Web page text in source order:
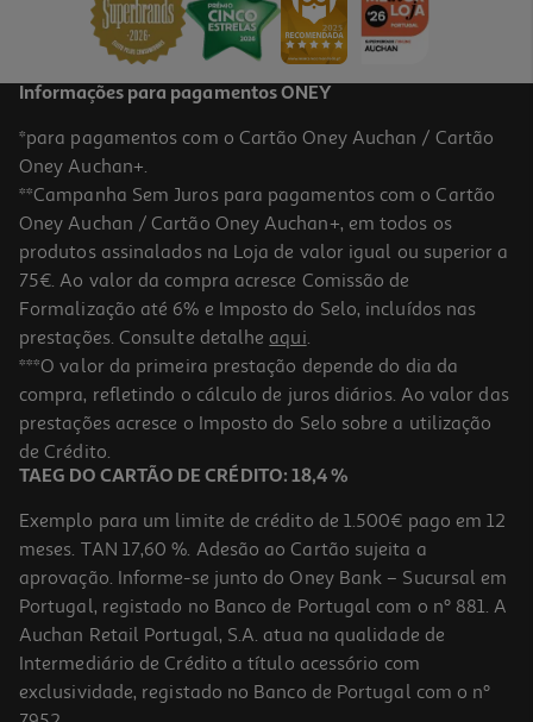
Comida Húmida Martin Sellier Gato Filetes Frango 70g
25 €/Kg
1,75 €
Informações para pagamentos ONEY
*para pagamentos com o Cartão Oney Auchan / Cartão
Oney Auchan+.
**Campanha Sem Juros para pagamentos com o Cartão
Oney Auchan / Cartão Oney Auchan+, em todos os
produtos assinalados na Loja de valor igual ou superior a
75€. Ao valor da compra acresce Comissão de
Formalização até 6% e Imposto do Selo, incluídos nas
prestações. Consulte detalhe aqui.
***O valor da primeira prestação depende do dia da
compra, refletindo o cálculo de juros diários. Ao valor das
prestações acresce o Imposto do Selo sobre a utilização
de Crédito.
TAEG DO CARTÃO DE CRÉDITO: 18,4 %
Exemplo para um limite de crédito de 1.500€ pago em 12
meses. TAN 17,60 %. Adesão ao Cartão sujeita a
aprovação. Informe-se junto do Oney Bank – Sucursal em
Portugal, registado no Banco de Portugal com o nº 881. A
Auchan Retail Portugal, S.A. atua na qualidade de
Intermediário de Crédito a título acessório com
exclusividade, registado no Banco de Portugal com o nº